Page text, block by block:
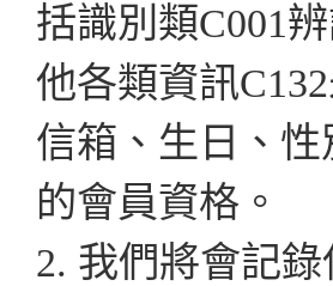
括識別類C001
他各類資訊
信箱、生日、
的會員資格。
2. 我們將會記